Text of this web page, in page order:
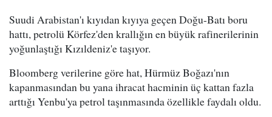
Suudi Arabistan'ı kıyıdan kıyıya geçen Doğu-Batı boru
hattı, petrolü Körfez'den krallığın en büyük rafinerilerinin
yoğunlaştığı Kızıldeniz'e taşıyor.
Bloomberg verilerine göre hat, Hürmüz Boğazı'nın
kapanmasından bu yana ihracat hacminin üç kattan fazla
arttığı Yenbu'ya petrol taşınmasında özellikle faydalı oldu.